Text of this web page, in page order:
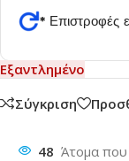
* Επιστροφές
Εξαντλημένο
Σύγκριση
48 Άτομα